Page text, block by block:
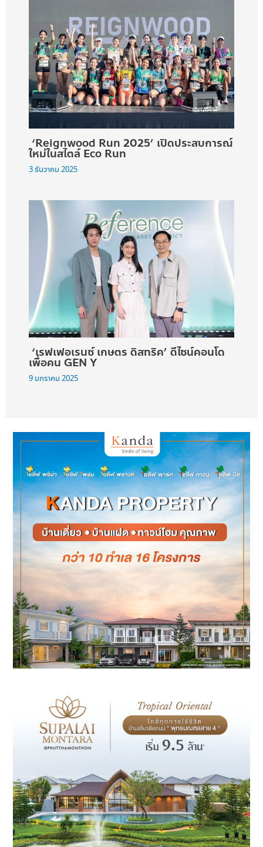
‘Reignwood Run 2025’ เปิดประสบการณ์
ใหม่ในสไตล์ Eco Run
3 ธันวาคม 2025
‘เรฟเฟอเรนซ์ เกษตร ดิสทริค’ ดีไซน์คอนโด
เพื่อคน GEN Y
9 มกราคม 2025